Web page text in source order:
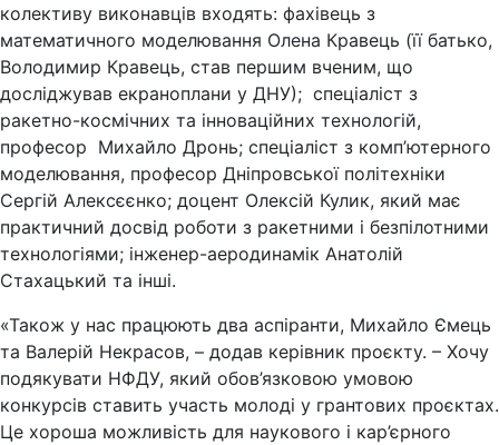
колективу виконавців входять: фахівець з
математичного моделювання Олена Кравець (її батько,
Володимир Кравець, став першим вченим, що
досліджував екраноплани у ДНУ); спеціаліст з
ракетно-космічних та інноваційних технологій,
професор Михайло Дронь; спеціаліст з комп’ютерного
моделювання, професор Дніпровської політехніки
Сергій Алексєєнко; доцент Олексій Кулик, який має
практичний досвід роботи з ракетними і безпілотними
технологіями; інженер-аеродинамік Анатолій
Стахацький та інші.
«Також у нас працюють два аспіранти, Михайло Ємець
та Валерій Некрасов, – додав керівник проєкту. – Хочу
подякувати НФДУ, який обов’язковою умовою
конкурсів ставить участь молоді у грантових проєктах.
Це хороша можливість для наукового і кар’єрного